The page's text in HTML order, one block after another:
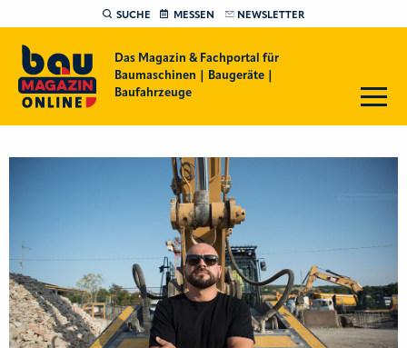
SUCHE MESSEN NEWSLETTER
Das Magazin & Fachportal für
Baumaschinen | Baugeräte |
Baufahrzeuge